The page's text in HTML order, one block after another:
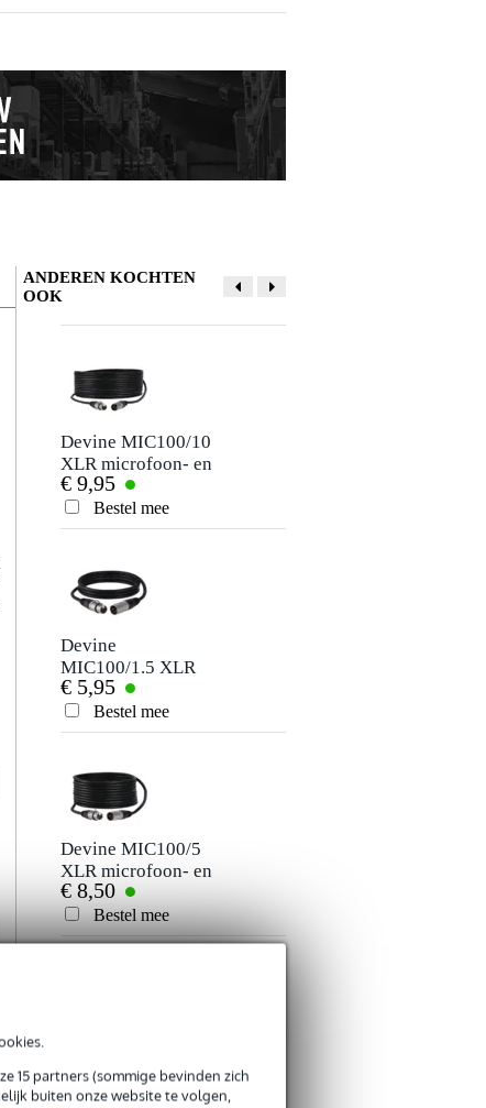
15 partners (sommige bevinden zich
buiten onze website te volgen,
ANDEREN KOCHTEN
OOK
Devine MIC100/10
XLR microfoon- en
signaalkabel 10
meter
€ 9,95
Bestel mee
Devine
MIC100/1.5 XLR
microfoon- en
signaalkabel 1.5
meter
€ 5,95
Bestel mee
Devine MIC100/5
XLR microfoon- en
signaalkabel 5
meter
€ 8,50
Bestel mee
MIC100/0.5 XLR
microfoon- en
€ 4,50